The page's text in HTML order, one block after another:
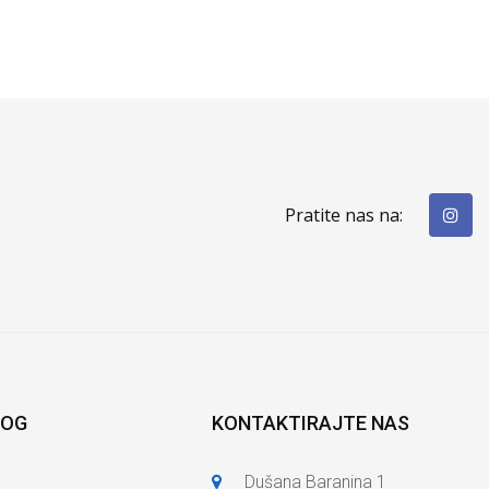
Pratite nas na:
KONTAKTIRAJTE NAS
Dušana Baranina 1